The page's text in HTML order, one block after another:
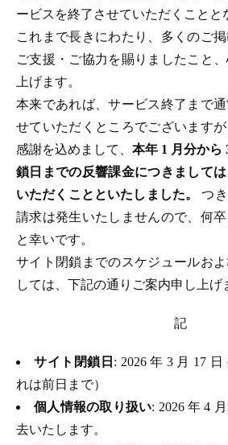
ービスを終了させていただくことと
これまで長きにわたり、多くのご
ご支援・ご協力を賜りましたこと
上げます。
本来であれば、サービス終了まで
せていただくところでございます
感謝を込めまして、 本年 1 月分から
鎖日までの反響課金につきまして
いただくことといたしました。つ
請求は発生いたしませんので、何
と幸いです。
サイト閉鎖までのスケジュールお
しては、下記の通りご案内申し上げ
記
サイト閉鎖日 : 2026 年 3 月 17
れは前日まで）
個人情報の取り扱い: 2026 年 4
去いたします。